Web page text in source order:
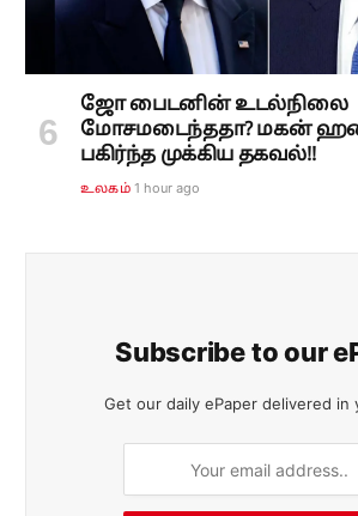
ஜோ பைடனின் உடல்நிலை
மோசமடைந்ததா? மகன்
பகிர்ந்த முக்கிய தகவல்!!
உலகம் 1 hour ago
Subscribe to our
Get our daily ePaper delivered in